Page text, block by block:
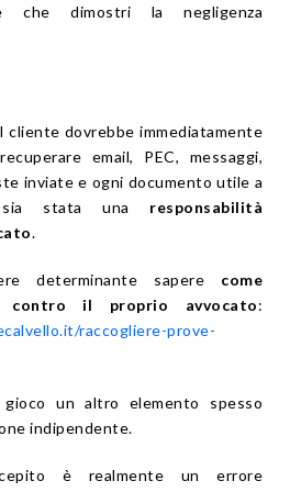
che dimostri la negligenza
cliente dovrebbe immediatamente
email, PEC, messaggi,
inviate e ogni documento utile a
sia stata una responsabilità
.
determinante sapere come
contro il proprio avvocato:
raccogliere-prove-
un altro elemento spesso
indipendente.
è realmente un errore